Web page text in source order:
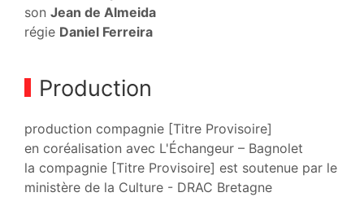
son Jean de Almeida
régie Daniel Ferreira
Production
production compagnie [Titre Provisoire]
en coréalisation avec L'Échangeur – Bagnolet
la compagnie [Titre Provisoire] est soutenue par le
ministère de la Culture - DRAC Bretagne